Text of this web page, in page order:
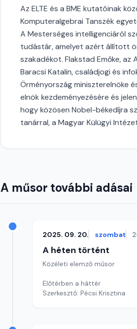
Az ELTE és a BME kutatóinak
Komputeralgebrai Tanszék
A Mesterséges intelligenciáról
tudástár, amelyet azért állított
szakadékot. Flakstad Emőke,
Baracsi Katalin, családjogi és
Örményország miniszterelnöke
elnök kezdeményezésére és
hogy közösen Nobel-békedíjra
tanárral, a Magyar Külügyi
A műsor további adásai
2025. 09. 20. szombat
A héten történt
Közéleti elemző műsor
Előtérben a háttér
Szerkesztő: Pécsi Krisztina